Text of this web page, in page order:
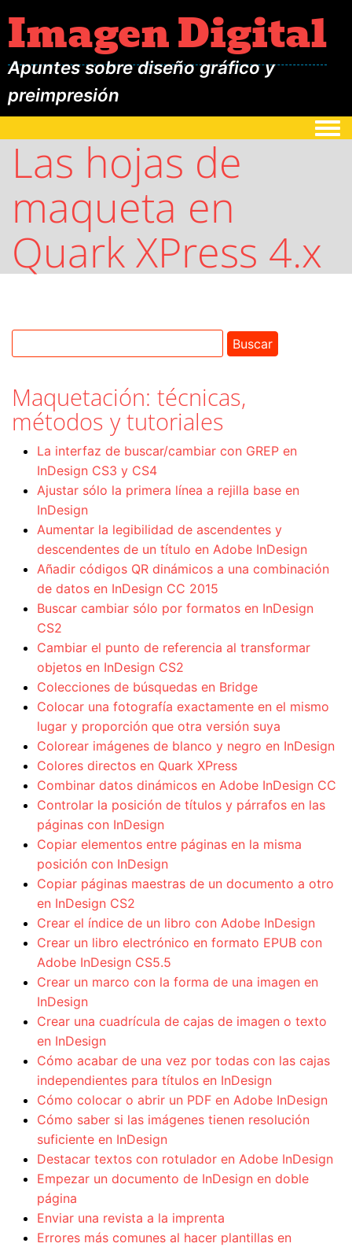
Imagen Digital
Apuntes sobre diseño gráfico y
preimpresión
Las hojas de
maqueta en
Quark XPress 4.x
Maquetación: técnicas,
métodos y tutoriales
La interfaz de buscar/cambiar con GREP en
InDesign CS3 y CS4
Ajustar sólo la primera línea a rejilla base en
InDesign
Aumentar la legibilidad de ascendentes y
descendentes de un título en Adobe InDesign
Añadir códigos QR dinámicos a una combinación
de datos en InDesign CC 2015
Buscar cambiar sólo por formatos en InDesign
CS2
Cambiar el punto de referencia al transformar
objetos en InDesign CS2
Colecciones de búsquedas en Bridge
Colocar una fotografía exactamente en el mismo
lugar y proporción que otra versión suya
Colorear imágenes de blanco y negro en InDesign
Colores directos en Quark XPress
Combinar datos dinámicos en Adobe InDesign CC
Controlar la posición de títulos y párrafos en las
páginas con InDesign
Copiar elementos entre páginas en la misma
posición con InDesign
Copiar páginas maestras de un documento a otro
en InDesign CS2
Crear el índice de un libro con Adobe InDesign
Crear un libro electrónico en formato EPUB con
Adobe InDesign CS5.5
Crear un marco con la forma de una imagen en
InDesign
Crear una cuadrícula de cajas de imagen o texto
en InDesign
Cómo acabar de una vez por todas con las cajas
independientes para títulos en InDesign
Cómo colocar o abrir un PDF en Adobe InDesign
Cómo saber si las imágenes tienen resolución
suficiente en InDesign
Destacar textos con rotulador en Adobe InDesign
Empezar un documento de InDesign en doble
página
Enviar una revista a la imprenta
Errores más comunes al hacer plantillas en